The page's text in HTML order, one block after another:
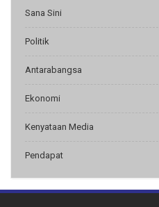
Sana Sini
Politik
Antarabangsa
Ekonomi
Kenyataan Media
Pendapat